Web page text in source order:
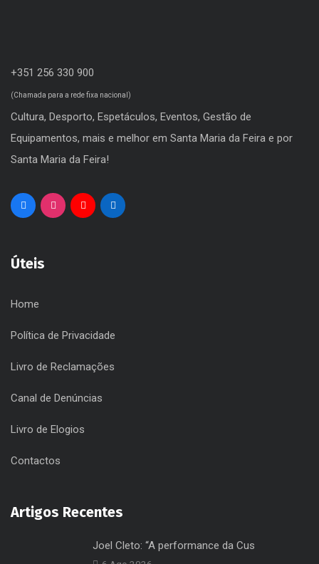
+351 256 330 900
(Chamada para a rede fixa nacional)
Cultura, Desporto, Espetáculos, Eventos, Gestão de
Equipamentos, mais e melhor em Santa Maria da Feira e por
Santa Maria da Feira!
Úteis
Home
Política de Privacidade
Livro de Reclamações
Canal de Denúncias
Livro de Elogios
Contactos
Artigos Recentes
Joel Cleto: “A performance da Cus